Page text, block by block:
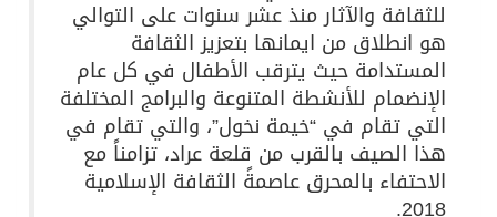
للثقافة والآثار منذ عشر سنوات على التوالي
هو انطلاق من ايمانها بتعزيز الثقافة
المستدامة حيث يترقب الأطفال في كل عام
الإنضمام للأنشطة المتنوعة والبرامج المختلفة
التي تقام في “خيمة نخول”، والتي تقام في
هذا الصيف بالقرب من قلعة عراد، تزامناً مع
الاحتفاء بالمحرق عاصمةً الثقافة الإسلامية